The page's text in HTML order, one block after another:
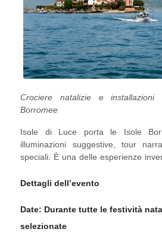
Crociere natalizie e installazioni
Borromee
Isole di Luce porta le Isole
illuminazioni suggestive, tour
speciali. È una delle esperienze
Dettagli dell’evento
Date: Durante tutte le festività
selezionate